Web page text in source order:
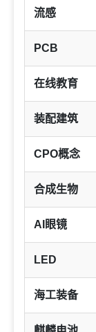
流感
PCB
在线教育
装配建筑
CPO概念
合成生物
AI眼镜
LED
海工装备